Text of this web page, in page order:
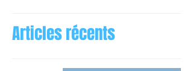
Articles récents